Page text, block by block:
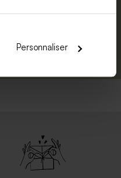
Personnaliser